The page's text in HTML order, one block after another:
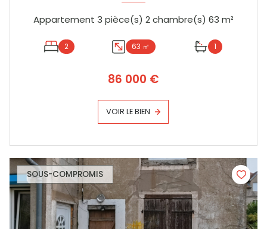
Appartement 3 pièce(s) 2 chambre(s) 63 m²
2 63 ㎡ 1
86 000 €
VOIR LE BIEN
SOUS-COMPROMIS